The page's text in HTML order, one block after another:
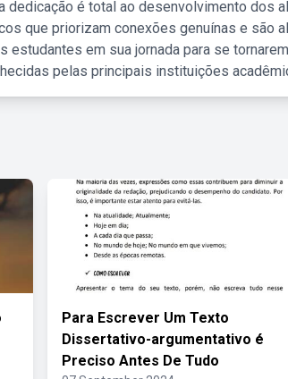
dedicação é total ao desenvolvimento dos
que priorizam conexões genuínas e são
estudantes em sua jornada para se
pelas principais instituições
Para Escrever Um Texto
Dissertativo-argumentativo é
Preciso Antes De Tudo